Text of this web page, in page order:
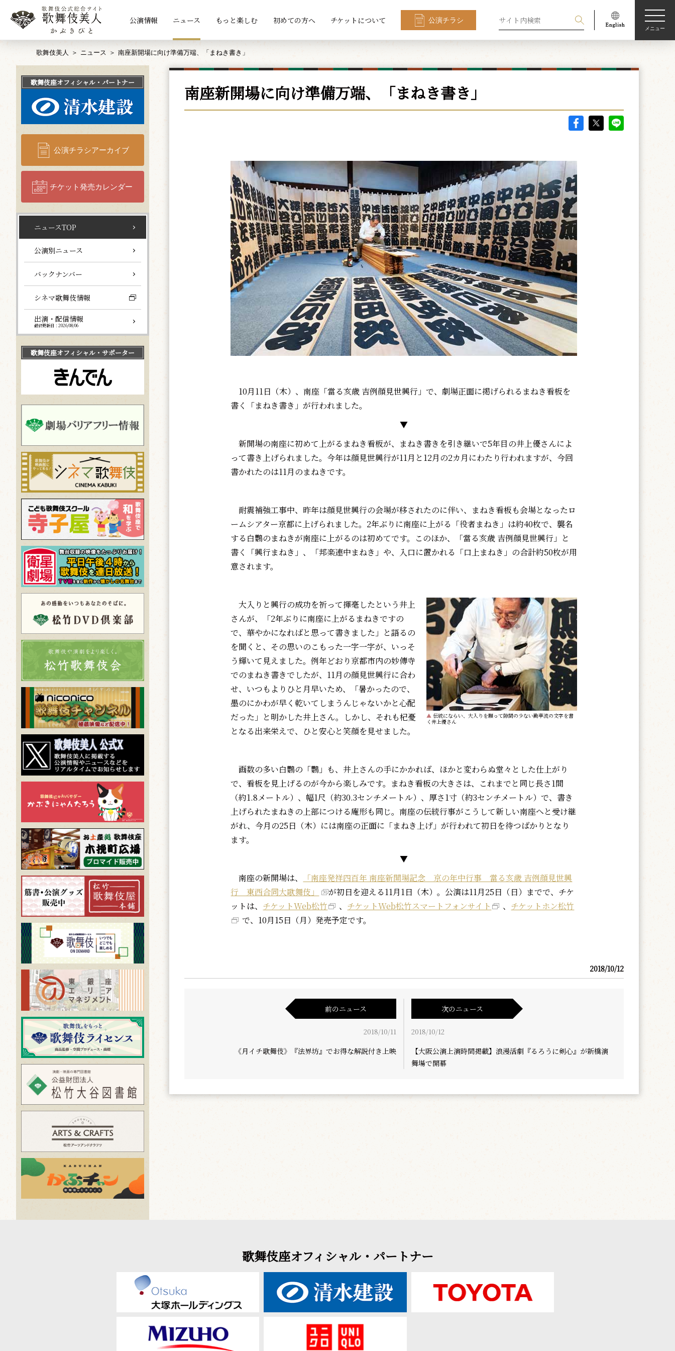
公演情報 ニュース もっと楽しむ 初めての方へ チケットについて 公演チラシ
メニュー
歌舞伎美人 ニュース 南座新開場に向け準備万端、「まねき書き」
南座新開場に向け準備万端、「まねき書き」
10月11日（木）、南座「當る亥歳 吉例顔見世興行」で、劇場正面に掲げられるまねき看板を
書く「まねき書き」が行われました。
▼
新開場の南座に初めて上がるまねき看板が、まねき書きを引き継いで5年目の井上優さんによ
って書き上げられました。今年は顔見世興行が11月と12月の2カ月にわたり行われますが、今回
書かれたのは11月のまねきです。
耐震補強工事中、昨年は顔見世興行の会場が移されたのに伴い、まねき看板も会場となったロ
ームシアター京都に上げられました。2年ぶりに南座に上がる「役者まねき」は約40枚で、襲名
する白鸚のまねきが南座に上がるのは初めてです。このほか、「當る亥歳 吉例顔見世興行」と
書く「興行まねき」、「邦楽連中まねき」や、入口に置かれる「口上まねき」の合計約50枚が用
意されます。
▲ 伝統にならい、大入りを願って隙間の少ない勘亭流の文字を書
く井上優さん
大入りと興行の成功を祈って揮毫したという井上
さんが、「2年ぶりに南座に上がるまねきですの
で、華やかになればと思って書きました」と語るの
を聞くと、その思いのこもった一字一字が、いっそ
う輝いて見えました。例年どおり京都市内の妙傳寺
でのまねき書きでしたが、11月の顔見世興行に合わ
せ、いつもよりひと月早いため、「暑かったので、
墨のにかわが早く乾いてしまうんじゃないかと心配
だった」と明かした井上さん。しかし、それも杞憂
となる出来栄えで、ひと安心と笑顔を見せました。
画数の多い白鸚の「鸚」も、井上さんの手にかかれば、ほかと変わらぬ堂々とした仕上がり
で、看板を見上げるのが今から楽しみです。まねき看板の大きさは、これまでと同じ長さ1間
（約1.8メートル）、幅1尺（約30.3センチメートル）、厚さ1寸（約3センチメートル）で、書き
上げられたまねきの上部につける庵形も同じ。南座の伝統行事がこうして新しい南座へと受け継
がれ、今月の25日（木）には南座の正面に「まねき上げ」が行われて初日を待つばかりとなり
ます。
▼
南座の新開場は、
「南座発祥四百年 南座新開場記念 京の年中行事 當る亥歳 吉例顔見世興
行 東西合同大歌舞伎」
が初日を迎える11月1日（木）。公演は11月25日（日）までで、チケ
ットは、 チケットWeb松竹 、 チケットWeb松竹スマートフォンサイト 、 チケットホン松竹
で、10月15日（月）発売予定です。
2018/10/12
前のニュース
2018/10/11
《月イチ歌舞伎》『法界坊』でお得な解説付き上映
次のニュース
2018/10/12
【大阪公演上演時間掲載】浪漫活劇『るろうに剣心』が新橋演
舞場で開幕
歌舞伎座オフィシャル・パートナー
公演チラシアーカイブ
チケット発売カレンダー
ニュースTOP
公演別ニュース
バックナンバー
シネマ歌舞伎情報
出演・配信情報
最終更新日：2026/08/06
歌舞伎座オフィシャル・サポーター
歌舞伎座オフィシャル・パートナー